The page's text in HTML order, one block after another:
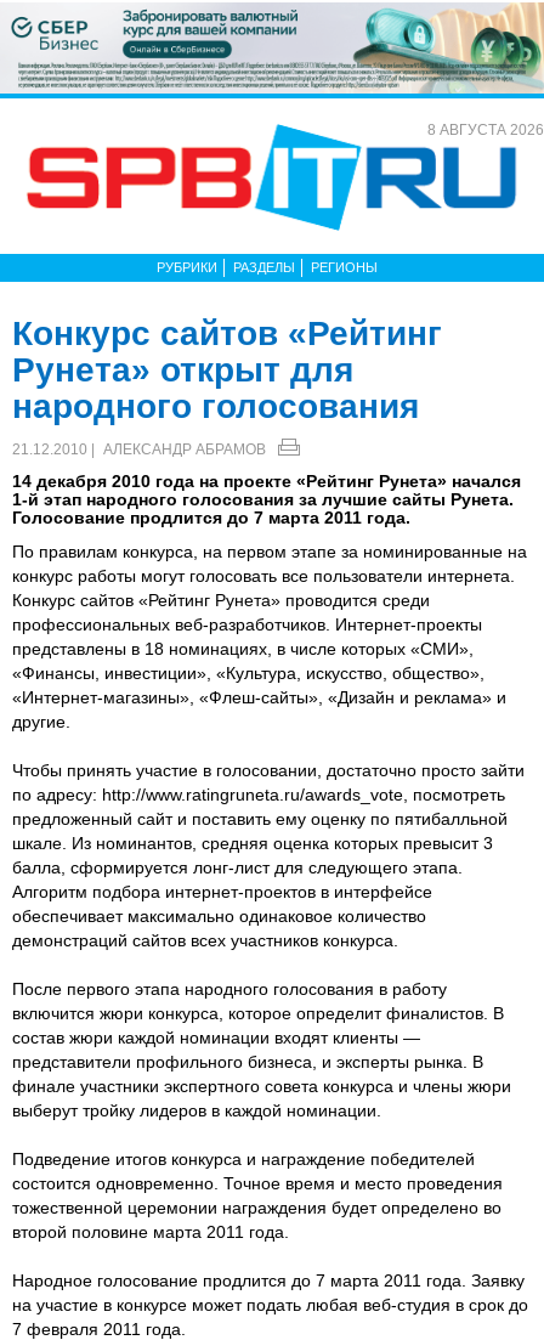
8 АВГУСТА 2026
РУБРИКИ РАЗДЕЛЫ РЕГИОНЫ
Конкурс сайтов «Рейтинг
Рунета» открыт для
народного голосования
21.12.2010 | АЛЕКСАНДР АБРАМОВ
14 декабря 2010 года на проекте «Рейтинг Рунета» начался
1-й этап народного голосования за лучшие сайты Рунета.
Голосование продлится до 7 марта 2011 года.
По правилам конкурса, на первом этапе за номинированные на
конкурс работы могут голосовать все пользователи интернета.
Конкурс сайтов «Рейтинг Рунета» проводится среди
профессиональных веб-разработчиков. Интернет-проекты
представлены в 18 номинациях, в числе которых «СМИ»,
«Финансы, инвестиции», «Культура, искусство, общество»,
«Интернет-магазины», «Флеш-сайты», «Дизайн и реклама» и
другие.
Чтобы принять участие в голосовании, достаточно просто зайти
по адресу: http://www.ratingruneta.ru/awards_vote, посмотреть
предложенный сайт и поставить ему оценку по пятибалльной
шкале. Из номинантов, средняя оценка которых превысит 3
балла, сформируется лонг-лист для следующего этапа.
Алгоритм подбора интернет-проектов в интерфейсе
обеспечивает максимально одинаковое количество
демонстраций сайтов всех участников конкурса.
После первого этапа народного голосования в работу
включится жюри конкурса, которое определит финалистов. В
состав жюри каждой номинации входят клиенты —
представители профильного бизнеса, и эксперты рынка. В
финале участники экспертного совета конкурса и члены жюри
выберут тройку лидеров в каждой номинации.
Подведение итогов конкурса и награждение победителей
состоится одновременно. Точное время и место проведения
тожественной церемонии награждения будет определено во
второй половине марта 2011 года.
Народное голосование продлится до 7 марта 2011 года. Заявку
на участие в конкурсе может подать любая веб-студия в срок до
7 февраля 2011 года.